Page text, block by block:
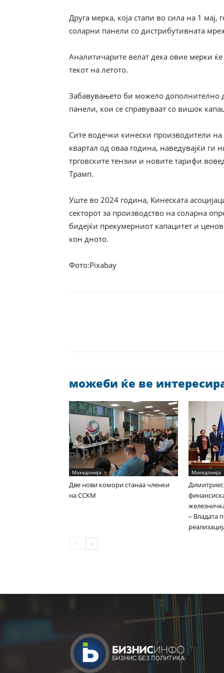
Друга мерка, која стапи во сила на 1
соларни панели со дистрибутивната
Аналитичарите велат дека овие мерки
текот на летото.
Забавувањето би можело дополнително
панели, кои се справуваат со вишок
Сите водечки кинески производители
квартал од оваа година, наведувајќи
трговските тензии и новите тарифи
Трамп.
Уште во 2024 година, Кинеската
секторот за производство на соларна
бидејќи прекумерниот капацитет и
кон дното.
Фото:Pixabay
можеби ќе ве
Македонија
Две нови комори станаа членки
на ССКМ
Македонија
– Владата